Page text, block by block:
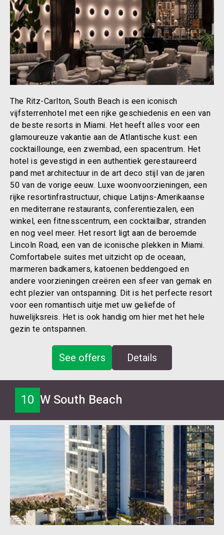
The Ritz-Carlton, South Beach is een iconisch
vijfsterrenhotel met een rijke geschiedenis en een van
de beste resorts in Miami. Het heeft alles voor een
glamoureuze vakantie aan de Atlantische kust: een
cocktaillounge, een zwembad, een spacentrum. Het
hotel is gevestigd in een authentiek gerestaureerd
pand met architectuur in de art deco stijl van de jaren
50 van de vorige eeuw. Luxe woonvoorzieningen, een
rijke resortinfrastructuur, chique Latijns-Amerikaanse
en mediterrane restaurants, conferentiezalen, een
winkel, een fitnesscentrum, een cocktailbar, stranden
en nog veel meer. Het resort ligt aan de beroemde
Lincoln Road, een van de iconische plekken in Miami.
Comfortabele suites met uitzicht op de oceaan,
marmeren badkamers, katoenen beddengoed en
andere voorzieningen creëren een sfeer van gemak en
echt plezier van ontspanning. Dit is het perfecte resort
voor een romantisch uitje met uw geliefde of
huwelijksreis. Het is ook handig om hier met het hele
gezin te ontspannen.
See offers Details
10 W South Beach